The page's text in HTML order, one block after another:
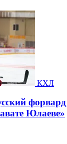
КХЛ
Юлаеве»